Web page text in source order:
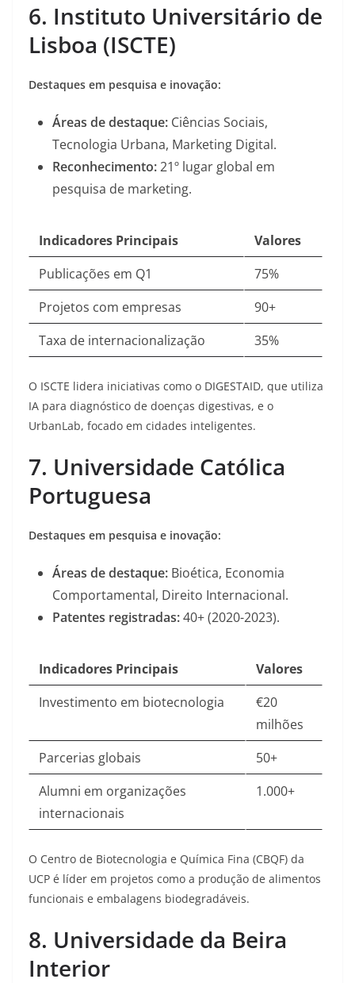
6. Instituto Universitário de
Lisboa (ISCTE)
Destaques em pesquisa e inovação:
Áreas de destaque: Ciências Sociais,
Tecnologia Urbana, Marketing Digital.
Reconhecimento:21º lugar global em
pesquisa de marketing.
Indicadores Principais
Valores
Publicações em Q1
75%
Projetos com empresas
90+
Taxa de internacionalização
35%
O ISCTE lidera iniciativas como o DIGESTAID, que utiliza
IA para diagnóstico de doenças digestivas, e o
UrbanLab, focado em cidades inteligentes.
7. Universidade Católica
Portuguesa
Destaques em pesquisa e inovação:
Áreas de destaque: Bioética, Economia
Comportamental, Direito Internacional.
Patentes registradas:40+ (2020-2023).
Indicadores Principais
Valores
Investimento em biotecnologia
€20
milhões
Parcerias globais
50+
Alumni em organizações
internacionais
1.000+
O Centro de Biotecnologia e Química Fina (CBQF) da
UCP é líder em projetos como a produção de alimentos
funcionais e embalagens biodegradáveis.
8. Universidade da Beira
Interior